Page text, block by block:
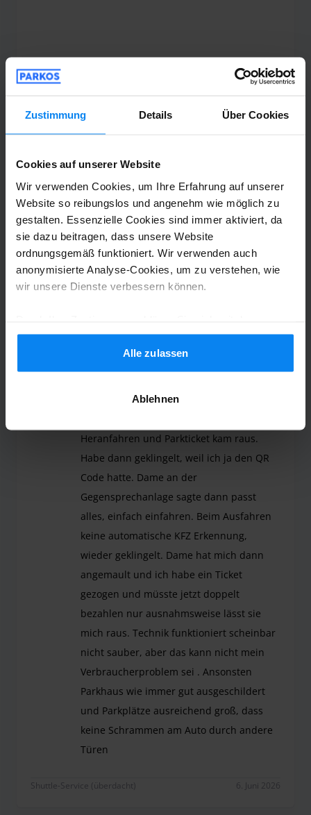
Zustimmung Details Über Cookies
Cookies auf unserer Website
Wir verwenden Cookies, um Ihre Erfahrung auf unserer
Website so reibungslos und angenehm wie möglich zu
gestalten. Essenzielle Cookies sind immer aktiviert, da
sie dazu beitragen, dass unsere Website
ordnungsgemäß funktioniert. Wir verwenden auch
anonymisierte Analyse-Cookies, um zu verstehen, wie
wir unsere Dienste verbessern können.
Verwendung von Cookies gemäß den Regeln in Ihrem
Land einverstanden, können Ihre Einstellungen jedoch
jederzeit anpassen. Alle Einzelheiten finden Sie in
Alle zulassen
Ablehnen
Shuttle-Service (überdacht) 11. Juni 2026
Geparkt von 03.06.26 bis 07.06.26
Excellent
Excellent
Heranfahren und Parkticket kam raus.
Habe dann geklingelt, weil ich ja den QR
Code hatte. Dame an der
Gegensprechanlage sagte dann passt
alles, einfach einfahren. Beim Ausfahren
keine automatische KFZ Erkennung,
wieder geklingelt. Dame hat mich dann
angemault und ich habe ein Ticket
gezogen und müsste jetzt doppelt
bezahlen nur ausnahmsweise lässt sie
mich raus. Technik funktioniert scheinbar
nicht sauber, aber das kann nicht mein
Verbraucherproblem sei . Ansonsten
Parkhaus wie immer gut ausgeschildert
und Parkplätze ausreichend groß, dass
keine Schrammen am Auto durch andere
Türen
Shuttle-Service (überdacht) 6. Juni 2026